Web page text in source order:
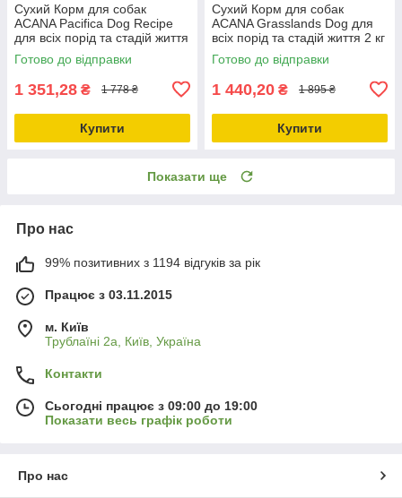
Сухий Корм для собак
ACANA Pacifica Dog Recipe
для всіх порід та стадій життя
2 кг (a54120)
Готово до відправки
1 351,28 ₴ 1 778 ₴
Купити
Сухий Корм для собак
ACANA Grasslands Dog для
всіх порід та стадій життя 2 кг
(a54220)
Готово до відправки
1 440,20 ₴ 1 895 ₴
Купити
Показати ще
Про нас
99% позитивних з 1194 відгуків за рік
Працює з 03.11.2015
м. Київ
Трублаїні 2а, Київ, Україна
Контакти
Сьогодні працює з 09:00 до 19:00
Показати весь графік роботи
Про нас